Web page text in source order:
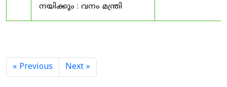
നയിക്കും : വനം മന്ത്രി
« Previous Next »